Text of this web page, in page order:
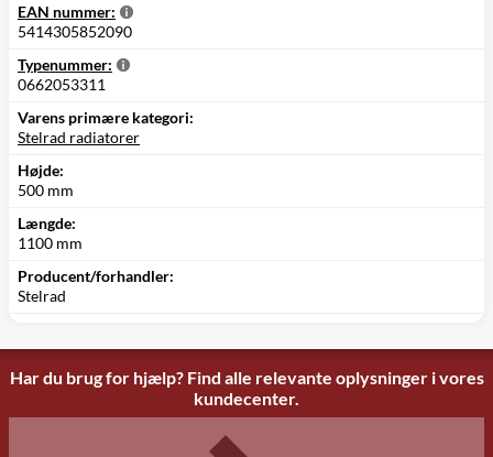
EAN nummer:
5414305852090
Typenummer:
0662053311
Varens primære kategori:
Stelrad radiatorer
Højde:
500 mm
Længde:
1100 mm
Producent/forhandler:
Stelrad
Har du brug for hjælp? Find alle relevante oplysninger i vores
kundecenter.